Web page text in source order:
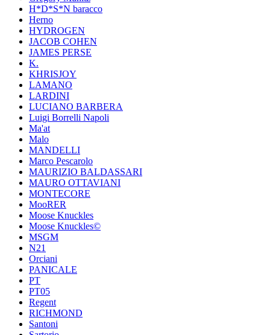
H*D*S*N baracco
Herno
HYDROGEN
JACOB COHEN
JAMES PERSE
K.
KHRISJOY
LAMANO
LARDINI
LUCIANO BARBERA
Luigi Borrelli Napoli
Ma'at
Malo
MANDELLI
Marco Pescarolo
MAURIZIO BALDASSARI
MAURO OTTAVIANI
MONTECORE
MooRER
Moose Knuckles
Moose Knuckles©️
MSGM
N21
Orciani
PANICALE
PT
PT05
Regent
RICHMOND
Santoni